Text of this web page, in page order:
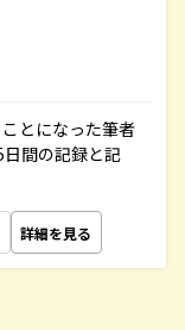
とになった筆者
間の記録と記
詳細を見る